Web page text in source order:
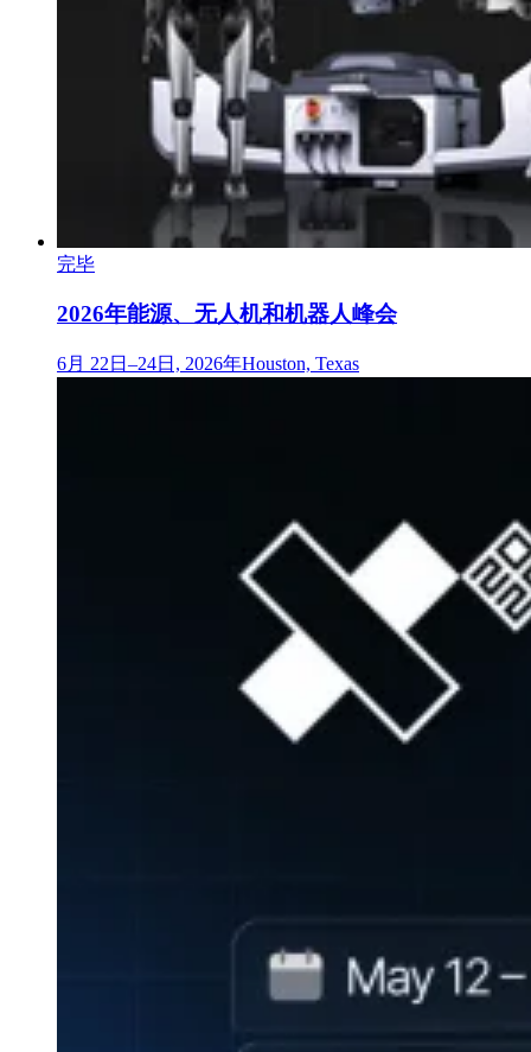
完毕
2026年能源、无人机和机器人峰会
6月 22日–24日, 2026年Houston, Texas